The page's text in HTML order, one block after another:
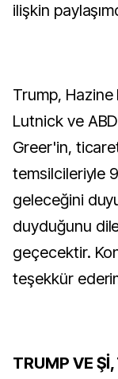
ilişkin
Trump, Hazine
Lutnick ve
Greer'in,
temsilcileriyle
geleceğini
duyduğunu
geçecektir.
teşekkür
TRUMP VE